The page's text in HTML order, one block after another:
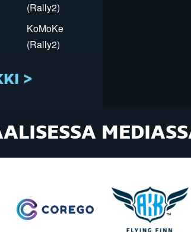
(Rally2)
KoMoKe
(Rally2)
>